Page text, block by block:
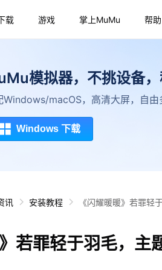
载 游戏 掌上MuMu 帮助
模拟器，不挑设备，
Windows/macOS，高清大屏，自由
Windows 下载
讯 安装教程 《闪耀暖暖》若罪轻
若罪轻于羽毛，主